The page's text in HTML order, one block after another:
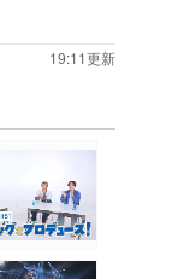
19:11更新